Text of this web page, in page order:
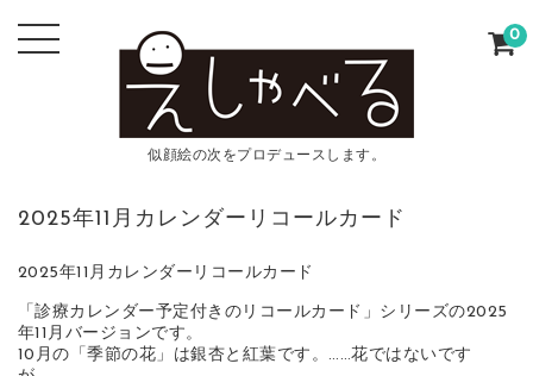
似顔絵の次をプロデュースします。
0
2025年11月カレンダーリコールカード
2025年11月カレンダーリコールカード
「診療カレンダー予定付きのリコールカード」シリーズの2025
年11月バージョンです。
10月の「季節の花」は銀杏と紅葉です。……花ではないです